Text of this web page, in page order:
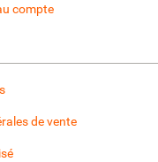
compte
de vente